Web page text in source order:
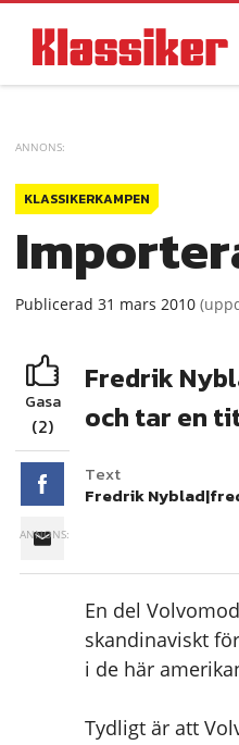
huvudinnehåll
KLASSIKERKAMPEN
Publicerad 31 mars 2010 (
Gasa
(2)
Fredrik
och tar en
Text
Fredrik
En del
skandinaviskt
i de här
Tydligt är att